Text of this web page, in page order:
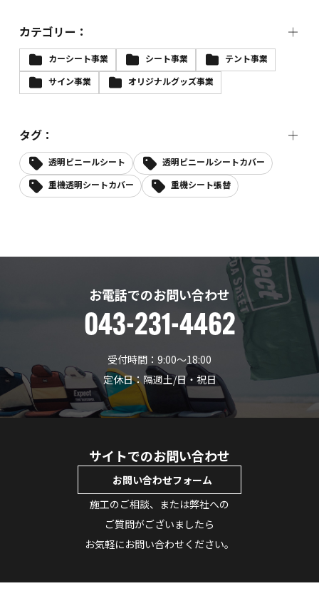
カテゴリー：
カーシート事業 シート事業
テント事業
サイン事業
オリジナルグッズ事業
タグ：
透明ビニールシート
透明ビニールシートカバー
重機透明シートカバー
重機シート張替
お電話でのお問い合わせ
043-231-4462
受付時間：9:00〜18:00
定休日：隔週土/日・祝日
サイトでのお問い合わせ
お問い合わせフォーム
施工のご相談、または弊社への
ご質問がございましたら
お気軽にお問い合わせください。